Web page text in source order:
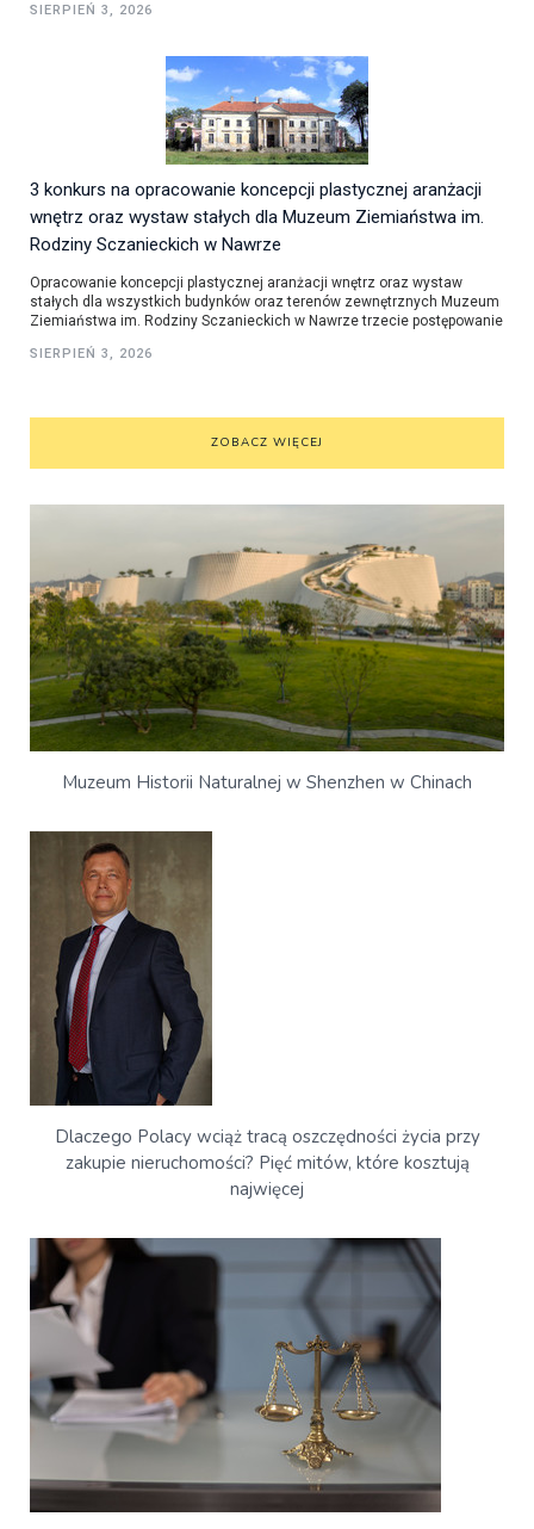
SIERPIEŃ 3, 2026
3 konkurs na opracowanie koncepcji plastycznej aranżacji
wnętrz oraz wystaw stałych dla Muzeum Ziemiaństwa im.
Rodziny Sczanieckich w Nawrze
Opracowanie koncepcji plastycznej aranżacji wnętrz oraz wystaw
stałych dla wszystkich budynków oraz terenów zewnętrznych Muzeum
Ziemiaństwa im. Rodziny Sczanieckich w Nawrze trzecie postępowanie
SIERPIEŃ 3, 2026
ZOBACZ WIĘCEJ
Muzeum Historii Naturalnej w Shenzhen w Chinach
Dlaczego Polacy wciąż tracą oszczędności życia przy
zakupie nieruchomości? Pięć mitów, które kosztują
najwięcej